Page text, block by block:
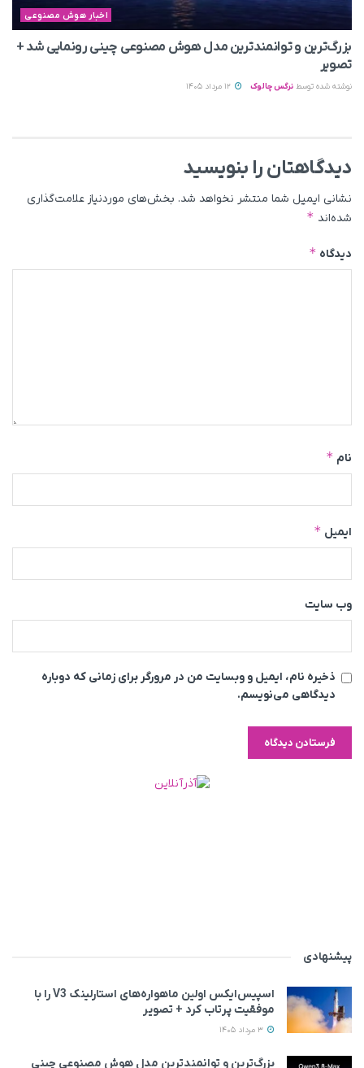
اخبار هوش مصنوعی
بزرگ‌ترین و توانمندترین مدل هوش مصنوعی چینی رونمایی شد +
تصویر
نوشته شده توسط نرگس چالوک
دیدگاهتان را بنویسید
نشانی ایمیل شما منتشر نخواهد شد. بخش‌های موردنیاز علامت‌گذاری
شده‌اند *
دیدگاه *
نام *
ایمیل *
وب‌ سایت
ذخیره نام، ایمیل و وبسایت من در مرورگر برای زمانی که دوباره
دیدگاهی می‌نویسم.
پیشنهادی
اسپیس‌ایکس اولین ماهواره‌های استارلینک V3 را با
موفقیت پرتاب کرد + تصویر
بزرگ‌ترین و توانمندترین مدل هوش مصنوعی چینی